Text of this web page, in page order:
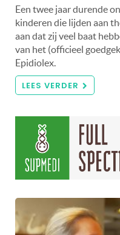
Een twee jaar durende
kinderen die lijden aan
aan dat zij veel baat
van het (officieel
Epidiolex.
LEES VERDER